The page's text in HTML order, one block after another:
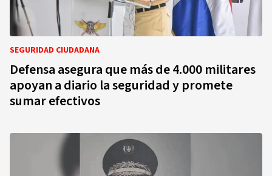
SEGURIDAD CIUDADANA
Defensa asegura que más de 4.000 militares
apoyan a diario la seguridad y promete
sumar efectivos